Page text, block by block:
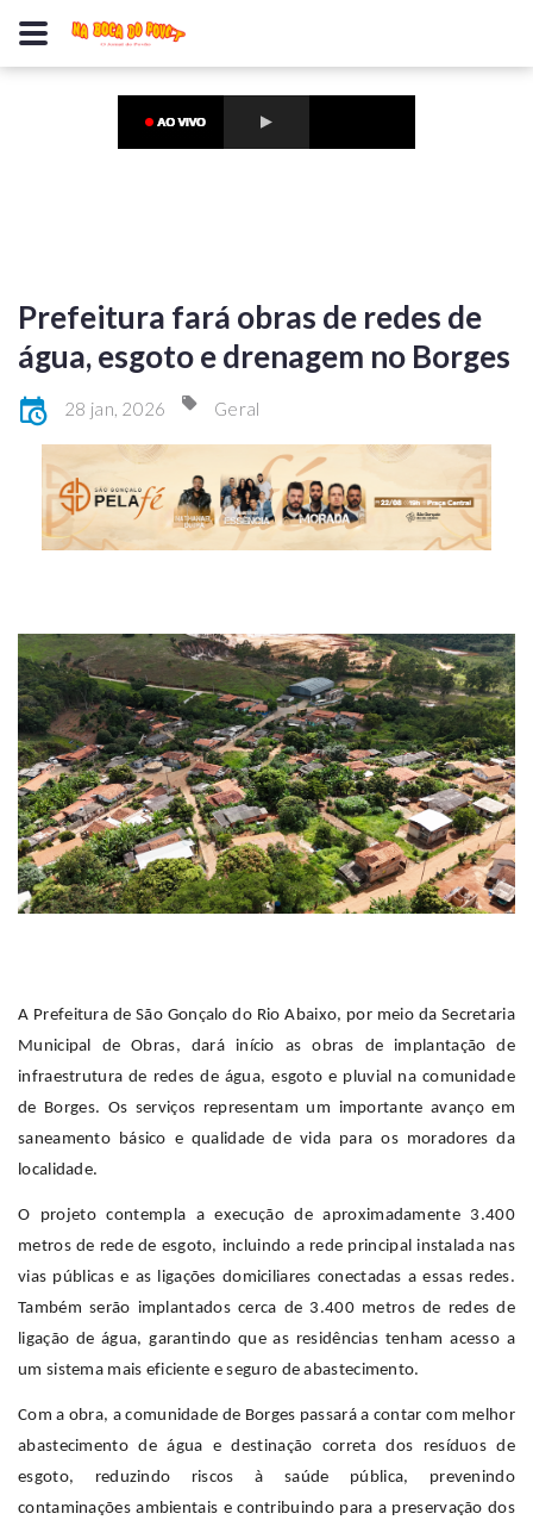
Prefeitura fará obras de redes de
água, esgoto e drenagem no Borges
28 jan, 2026 Geral
A Prefeitura de São Gonçalo do Rio Abaixo, por meio da Secretaria
Municipal de Obras, dará início as obras de implantação de
infraestrutura de redes de água, esgoto e pluvial na comunidade
de Borges. Os serviços representam um importante avanço em
saneamento básico e qualidade de vida para os moradores da
localidade.
O projeto contempla a execução de aproximadamente 3.400
metros de rede de esgoto, incluindo a rede principal instalada nas
vias públicas e as ligações domiciliares conectadas a essas redes.
Também serão implantados cerca de 3.400 metros de redes de
ligação de água, garantindo que as residências tenham acesso a
um sistema mais eficiente e seguro de abastecimento.
Com a obra, a comunidade de Borges passará a contar com melhor
abastecimento de água e destinação correta dos resíduos de
esgoto, reduzindo riscos à saúde pública, prevenindo
contaminações ambientais e contribuindo para a preservação dos